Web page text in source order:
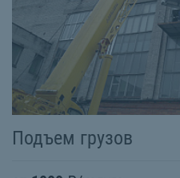
Подъем грузов